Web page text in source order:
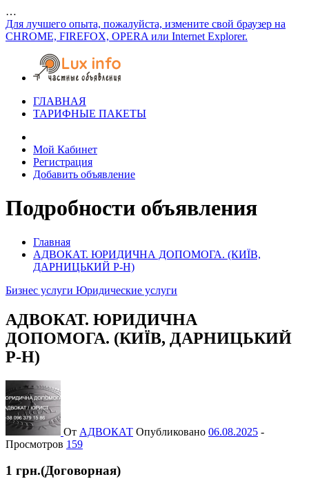
…
Для лучшего опыта, пожалуйста, измените свой браузер на
CHROME, FIREFOX, OPERA или Internet Explorer.
ГЛАВНАЯ
ТАРИФНЫЕ ПАКЕТЫ
Мой Кабинет
Регистрация
Добавить объявление
Подробности объявления
Главная
АДВОКАТ. ЮРИДИЧНА ДОПОМОГА. (КИЇВ,
ДАРНИЦЬКИЙ Р-Н)
Бизнес услуги Юридические услуги
АДВОКАТ. ЮРИДИЧНА
ДОПОМОГА. (КИЇВ, ДАРНИЦЬКИЙ
Р-Н)
От АДВОКАТ Опубликовано 06.08.2025 -
Просмотров 159
1 грн.(Договорная)